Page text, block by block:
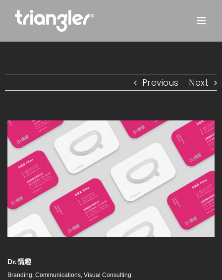
Previous Next
Dr.情趣
Branding, Communications, Visual Consulting